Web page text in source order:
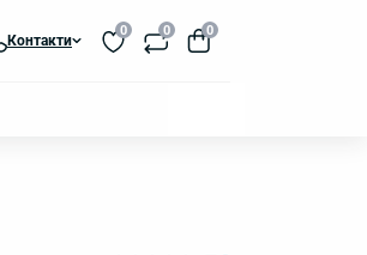
Контакти
0 0 0